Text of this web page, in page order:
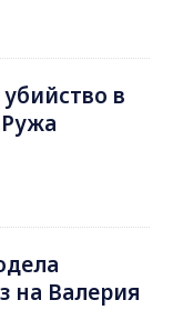
в
на Валерия